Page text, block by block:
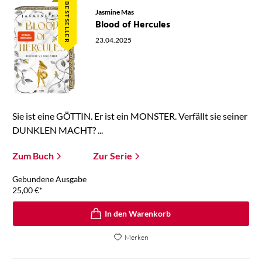
BESTSELLER Jasmine Mas
Blood of Hercules
23.04.2025
Sie ist eine GÖTTIN. Er ist ein MONSTER. Verfällt sie seiner
DUNKLEN MACHT? ...
Zum Buch Zur Serie
Gebundene Ausgabe
25,00€*
In den Warenkorb
Merken